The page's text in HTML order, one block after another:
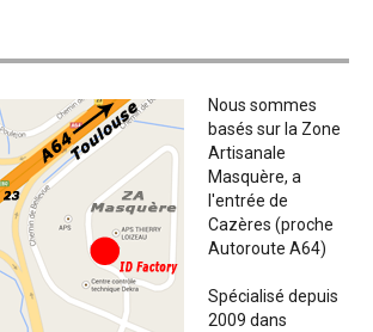
Nous sommes
basés sur la Zone
Artisanale
Masquère, a
l'entrée de
Cazères (proche
Autoroute A64)
Spécialisé depuis
2009 dans